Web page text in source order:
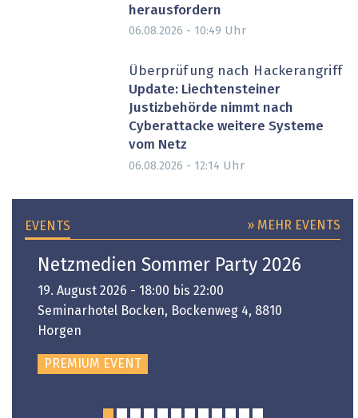
herausfordern
06.08.2026 - 10:49 Uhr
Überprüfung nach Hackerangriff
Update: Liechtensteiner
Justizbehörde nimmt nach
Cyberattacke weitere Systeme
vom Netz
06.08.2026 - 12:14 Uhr
EVENTS » MEHR EVENTS
Netzmedien Sommer Party 2026
19. August 2026 - 18:00 bis 22:00
Seminarhotel Bocken, Bockenweg 4, 8810
Horgen
PREMIUM EVENT